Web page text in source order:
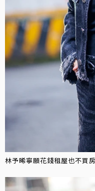
林予晞寧願花錢租屋也不買